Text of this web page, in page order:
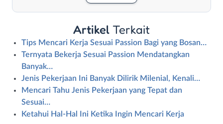
Artikel Terkait
Tips Mencari Kerja Sesuai Passion Bagi yang Bosan…
Ternyata Bekerja Sesuai Passion Mendatangkan
Banyak…
Jenis Pekerjaan Ini Banyak Dilirik Milenial, Kenali…
Mencari Tahu Jenis Pekerjaan yang Tepat dan
Sesuai…
Ketahui Hal-Hal Ini Ketika Ingin Mencari Kerja